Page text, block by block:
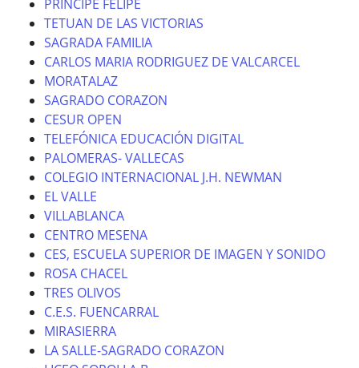
PRINCIPE FELIPE
TETUAN DE LAS VICTORIAS
SAGRADA FAMILIA
CARLOS MARIA RODRIGUEZ DE VALCARCEL
MORATALAZ
SAGRADO CORAZON
CESUR OPEN
TELEFÓNICA EDUCACIÓN DIGITAL
PALOMERAS- VALLECAS
COLEGIO INTERNACIONAL J.H. NEWMAN
EL VALLE
VILLABLANCA
CENTRO MESENA
CES, ESCUELA SUPERIOR DE IMAGEN Y SONIDO
ROSA CHACEL
TRES OLIVOS
C.E.S. FUENCARRAL
MIRASIERRA
LA SALLE-SAGRADO CORAZON